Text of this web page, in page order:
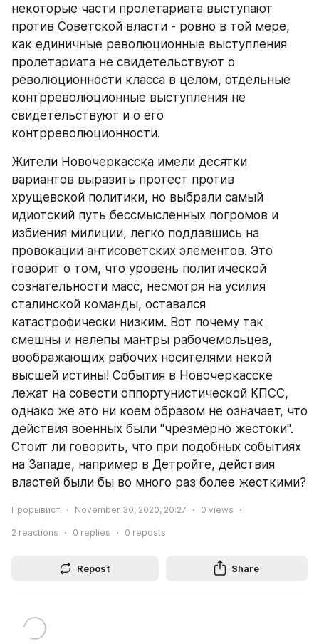
некоторые части пролетариата выступают
против Советской власти - ровно в той мере,
как единичные революционные выступления
пролетариата не свидетельствуют о
революционности класса в целом, отдельные
контрреволюционные выступления не
свидетельствуют и о его
контрреволюционности.
Жители Новочеркасска имели десятки
вариантов выразить протест против
хрущевской политики, но выбрали самый
идиотский путь бессмысленных погромов и
избиения милиции, легко поддавшись на
провокации антисоветских элементов. Это
говорит о том, что уровень политической
сознательности масс, несмотря на усилия
сталинской команды, оставался
катастрофически низким. Вот почему так
смешны и нелепы мантры рабочемольцев,
воображающих рабочих носителями некой
высшей истины! События в Новочеркасске
лежат на совести оппортунистической КПСС,
однако же это ни коем образом не означает, что
действия военных были "чрезмерно жестоки".
Стоит ли говорить, что при подобных событиях
на Западе, например в Детройте, действия
властей были бы во много раз более жесткими?
Прорывист November 30, 2020, 20:27 0 views
2 reactions 0 replies 0 reposts
Repost Share